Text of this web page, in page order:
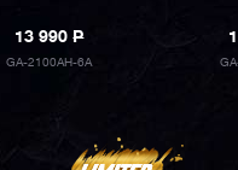
13 990P
GA-2100AH-6A